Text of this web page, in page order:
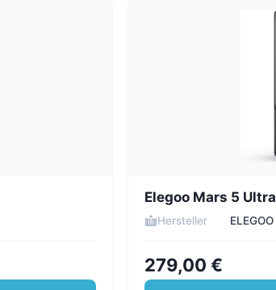
Elegoo Mars 5 Ultra
Hersteller ELEGOO
279,00 €